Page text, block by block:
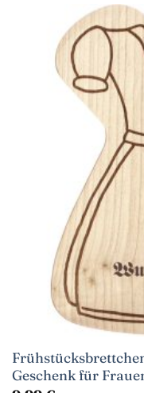
Geschenk für